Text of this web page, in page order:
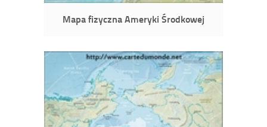
Mapa fizyczna Ameryki Środkowej